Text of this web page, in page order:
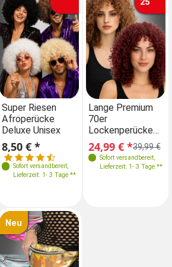
Größen
36 37 38
39
40
41
Disco Stiefel
silber
59,99 € *
Nur wenige Exemplare
am Lager,
Super Riesen
Afroperücke
Deluxe Unisex
8,50 € *
Sofort versandbereit,
Lieferzeit: 1- 3 Tage **
Farben
25
Farben
Lange Premium
70er
Lockenperücke
Afrolook
39,99 €
24,99 € *
Sofort versandbereit,
Lieferzeit: 1- 3 Tage **
Neu